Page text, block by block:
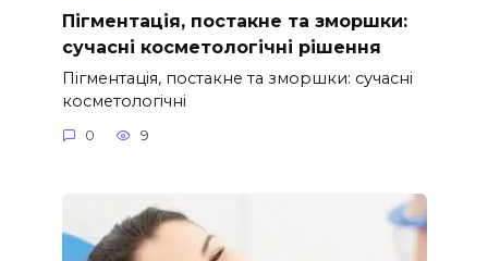
Пігментація, постакне та зморшки:
сучасні косметологічні рішення
Пігментація, постакне та зморшки: сучасні
косметологічні
0 9